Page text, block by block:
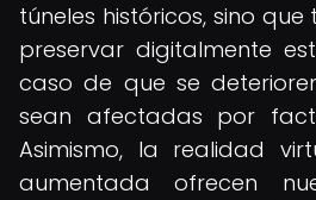
túneles históricos, sino
preservar digitalmente
caso de que se
sean afectadas por
Asimismo, la realidad
aumentada ofrecen